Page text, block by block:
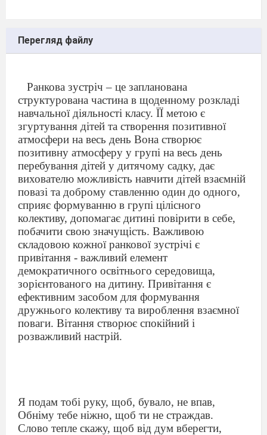
Перегляд файлу
Ранкова зустріч – це запланована
структурована частина в щоденному розкладі
навчальної діяльності класу. ЇЇ метою є
згуртування дітей та створення позитивної
атмосфери на весь день Вона створює
позитивну атмосферу у групі на весь день
перебування дітей у дитячому садку, дає
вихователю можливість навчити дітей взаємній
повазі та доброму ставленню один до одного,
сприяє формуванню в групі цілісного
колективу, допомагає дитині повірити в себе,
побачити свою значущість. Важливою
складовою кожної ранкової зустрічі є
привітання - важливий елемент
демократичного освітнього середовища,
зорієнтованого на дитину. Привітання є
ефективним засобом для формування
дружнього колективу та вироблення взаємної
поваги. Вітання створює спокійний і
розважливий настрій.
Я подам тобі руку, щоб, бувало, не впав,
Обніму тебе ніжно, щоб ти не страждав.
Слово тепле скажу, щоб від дум вберегти,